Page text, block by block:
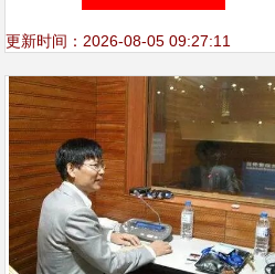
服务
更新时间：2026-08-05 09:27:11